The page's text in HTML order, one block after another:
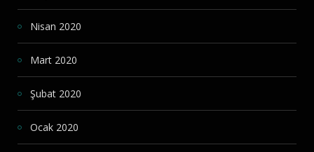
Nisan 2020
Mart 2020
Şubat 2020
Ocak 2020